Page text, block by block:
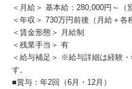
＜月給＞ 基本給：280,000円～
＜年収＞ 730万円前後（月給＋
＜賃金形態＞ 月給制
＜残業手当＞ 有
＜給与補足＞ ※給与詳細は経験
す。
■賞与：年2回（6月・12月）